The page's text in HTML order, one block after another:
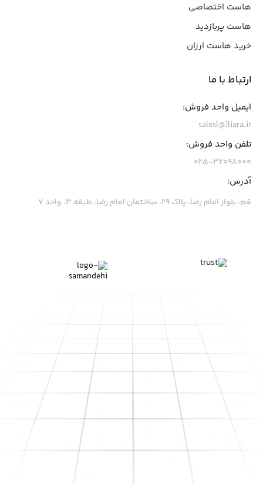
هاست اختصاصی
هاست پربازدید
خرید هاست ارزان
ارتباط با ما
ایمیل واحد فروش:
sales[@]liara.ir
تلفن واحد فروش:
۰۲۵-۳۲۰۹۸۰۰۰
آدرس:
قم، بلوار امام رضا، پلاک ۲۹، ساختمان امام رضا، طبقه ۳، واحد ۷